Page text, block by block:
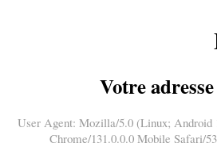
Votre
User Agent: Mozilla/5.0 (Linux;
Chrome/131.0.0.0 Mobile Safari/